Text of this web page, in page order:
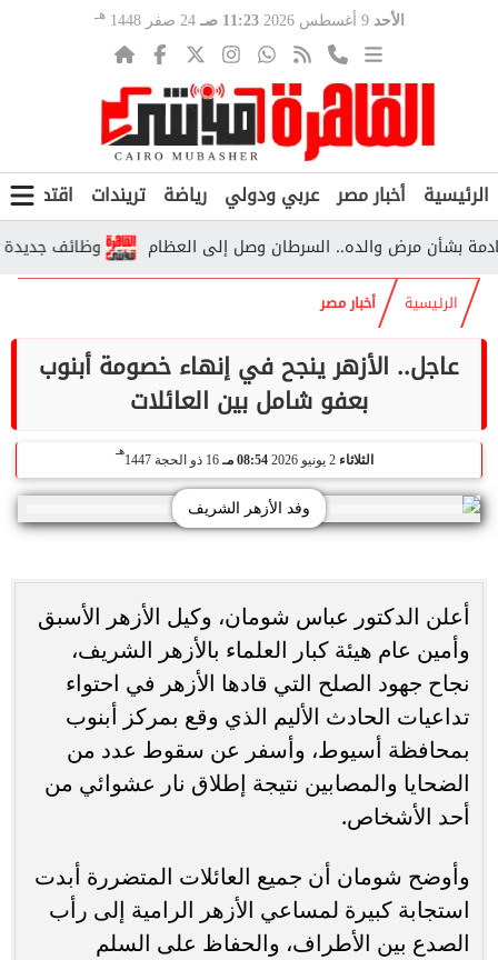
الأحد 9 أغسطس 2026 11:23 صـ 24 صفر 1448 هـ
الرئيسية أخبار مصر عربي ودولي رياضة تريندات اقتصاد
وظائف جديدة مرض والده.. السرطان وصل إلى العظام
الرئيسية أخبار مصر
عاجل.. الأزهر ينجح في إنهاء خصومة أبنوب
بعفو شامل بين العائلات
الثلاثاء 08:54 مـ 16 ذو الحجة 1447
هـ
وفد الأزهر الشريف
أعلن الدكتور عباس شومان، وكيل الأزهر الأسبق
وأمين عام هيئة كبار العلماء بالأزهر الشريف،
نجاح جهود الصلح التي قادها الأزهر في احتواء
تداعيات الحادث الأليم الذي وقع بمركز أبنوب
بمحافظة أسيوط، وأسفر عن سقوط عدد من
الضحايا والمصابين نتيجة إطلاق نار عشوائي من
أحد الأشخاص.
وأوضح شومان أن جميع العائلات المتضررة أبدت
استجابة كبيرة لمساعي الأزهر الرامية إلى رأب
الصدع بين الأطراف، والحفاظ على السلم